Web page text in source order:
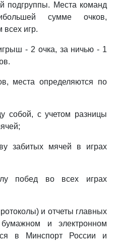
подгруппы. Места команд
сумме очков,
всех игр.
- 2 очка, за ничью - 1
места определяются по
собой, с учетом разницы
забитых мячей в играх
побед во всех играх
и отчеты главных
и электронном
в Минспорт России и